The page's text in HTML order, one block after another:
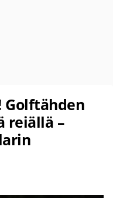
Golftähden
reiällä –